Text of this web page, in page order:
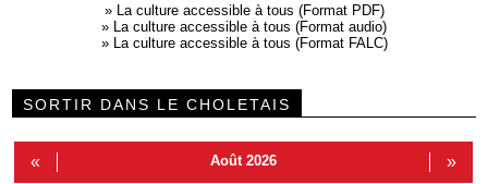
»
La culture accessible à tous (Format PDF)
»
La culture accessible à tous (Format audio)
»
La culture accessible à tous (Format FALC)
SORTIR DANS LE CHOLETAIS
« Août 2026 »